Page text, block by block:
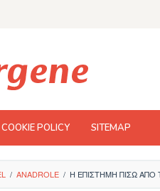
POLICY SITEMAP
/ ANADROLE / Η ΕΠΙΣΤΉΜΗ ΠΊΣΩ ΑΠΌ